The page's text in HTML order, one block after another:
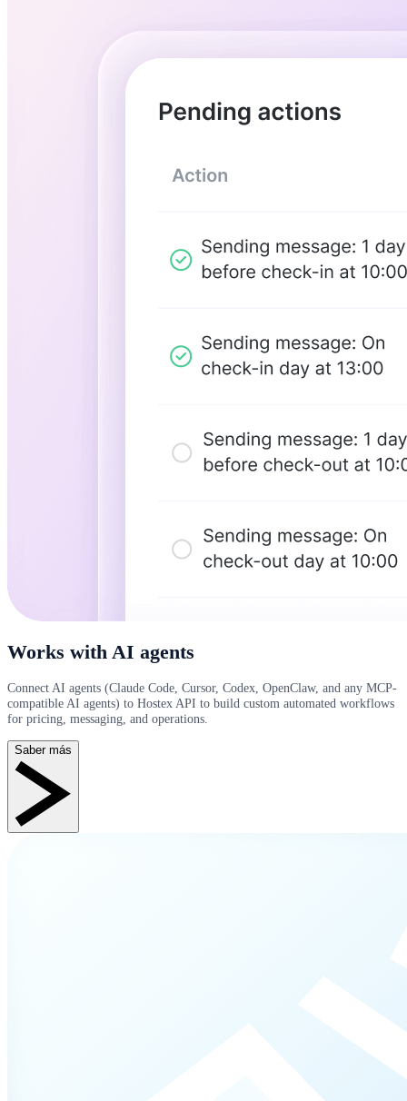
Works with AI agents
Connect AI agents (Claude Code, Cursor, Codex, OpenClaw, and any MCP-
compatible AI agents) to Hostex API to build custom automated workflows
for pricing, messaging, and operations.
Saber más